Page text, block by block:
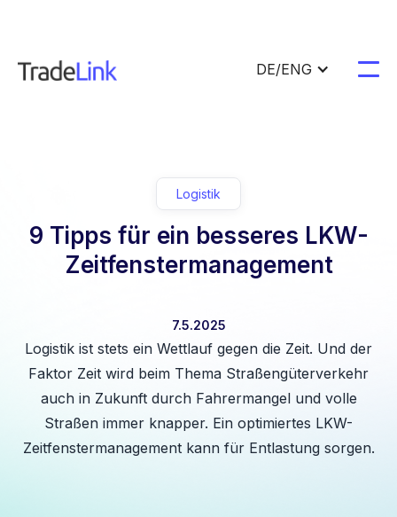
DE/ENG
Logistik
9 Tipps für ein besseres LKW-
Zeitfenstermanagement
7.5.2025
Logistik ist stets ein Wettlauf gegen die Zeit. Und der
Faktor Zeit wird beim Thema Straßengüterverkehr
auch in Zukunft durch Fahrermangel und volle
Straßen immer knapper. Ein optimiertes LKW-
Zeitfenstermanagement kann für Entlastung sorgen.